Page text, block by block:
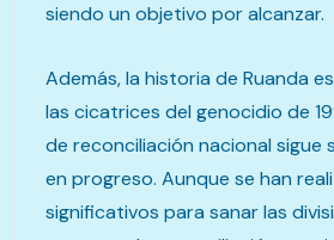
siendo un objetivo por alcanzar.
Además, la historia de Ruanda
las cicatrices del genocidio de
de reconciliación nacional sigue
en progreso. Aunque se han
significativos para sanar las